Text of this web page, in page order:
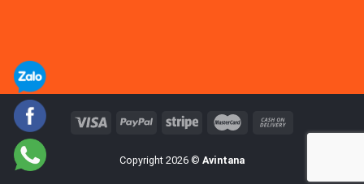
Copyright 2026 © Avintana